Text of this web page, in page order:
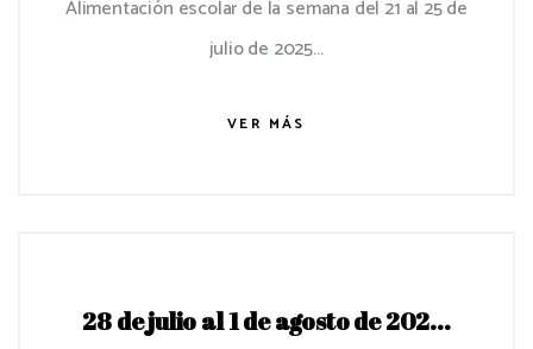
Alimentación escolar de la semana del 21 al 25 de
julio de 2025...
VER MÁS
28 de julio al 1 de agosto de 202...